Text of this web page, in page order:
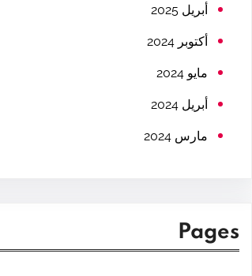
أبريل 2025
أكتوبر 2024
مايو 2024
أبريل 2024
مارس 2024
Pages